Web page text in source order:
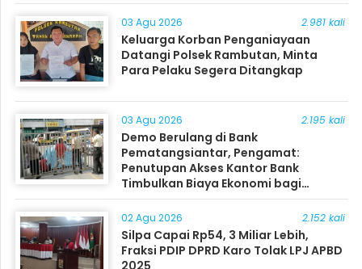
03 Agu 2026 2.981 kali
Keluarga Korban Penganiayaan
Datangi Polsek Rambutan, Minta
Para Pelaku Segera Ditangkap
03 Agu 2026 2.195 kali
Demo Berulang di Bank
Pematangsiantar, Pengamat:
Penutupan Akses Kantor Bank
Timbulkan Biaya Ekonomi bagi
Masyarakat
02 Agu 2026 2.152 kali
Silpa Capai Rp54, 3 Miliar Lebih,
Fraksi PDIP DPRD Karo Tolak LPJ APBD
2025